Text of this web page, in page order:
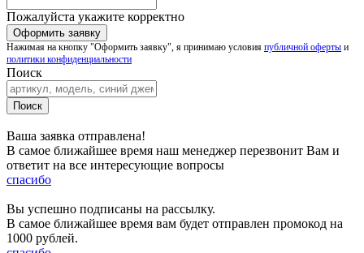
Пожалуйста укажите корректно
Нажимая на кнопку "Оформить заявку", я принимаю условия публичной оферты и
политики конфиденциальности
Поиск
Ваша заявка отправлена!
В самое ближайшее время наш менеджер перезвонит Вам и
ответит на все интересующие вопросы
спасибо
Вы успешно подписаны на рассылку.
В самое ближайшее время вам будет отправлен промокод на
1000 рублей.